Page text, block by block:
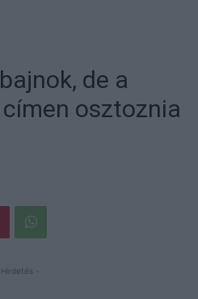
de a
osztoznia
-